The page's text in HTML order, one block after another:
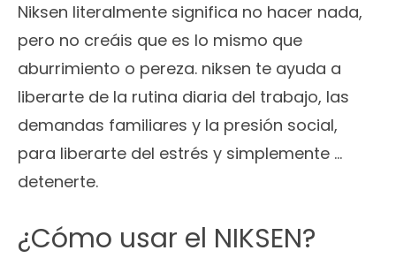
Niksen literalmente significa no hacer nada,
pero no creáis que es lo mismo que
aburrimiento o pereza. niksen te ayuda a
liberarte de la rutina diaria del trabajo, las
demandas familiares y la presión social,
para liberarte del estrés y simplemente …
detenerte.
¿Cómo usar el NIKSEN?